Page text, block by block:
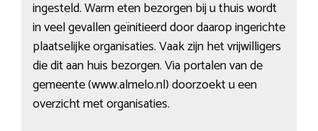
ingesteld. Warm eten bezorgen bij u thuis wordt
in veel gevallen geïnitieerd door daarop ingerichte
plaatselijke organisaties. Vaak zijn het vrijwilligers
die dit aan huis bezorgen. Via portalen van de
gemeente (www.almelo.nl) doorzoekt u een
overzicht met organisaties.